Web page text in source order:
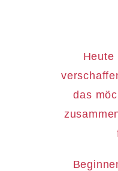
Heute
das